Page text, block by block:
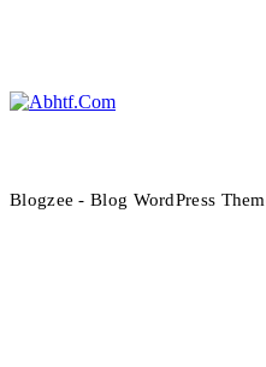
Blogzee - Blog WordPress